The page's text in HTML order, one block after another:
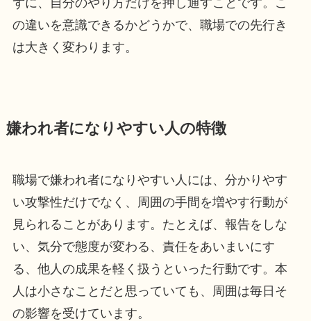
ずに、自分のやり方だけを押し通すことです。こ
の違いを意識できるかどうかで、職場での先行き
は大きく変わります。
嫌われ者になりやすい人の特徴
職場で嫌われ者になりやすい人には、分かりやす
い攻撃性だけでなく、周囲の手間を増やす行動が
見られることがあります。たとえば、報告をしな
い、気分で態度が変わる、責任をあいまいにす
る、他人の成果を軽く扱うといった行動です。本
人は小さなことだと思っていても、周囲は毎日そ
の影響を受けています。